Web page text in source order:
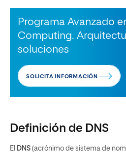
Programa Avanzado
Computing.
soluciones
SOLICITA INFORMACIÓN
Definición de DNS
El DNS (acrónimo de sistema de